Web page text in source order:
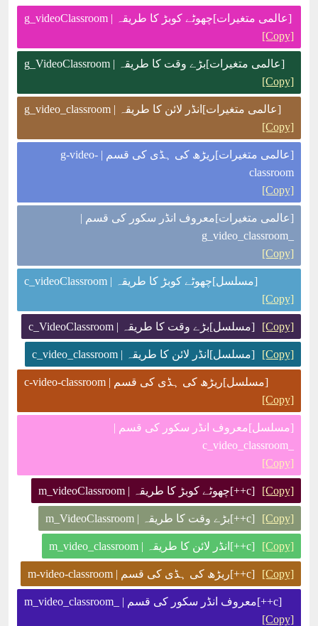
[عالمی متغیرات]چھوٹے کوبڑ کا طریقہ | g_videoClassroom
[Copy]
[عالمی متغیرات]بڑے وقت کا طریقہ | g_VideoClassroom
[Copy]
[عالمی متغیرات]انڈر لائن کا طریقہ | g_video_classroom
[Copy]
[عالمی متغیرات]ریڑھ کی ہڈی کی قسم | g-video-
classroom
[Copy]
[عالمی متغیرات]معروف انڈر سکور کی قسم |
_g_video_classroom
[Copy]
[مسلسل]چھوٹے کوبڑ کا طریقہ | c_videoClassroom
[Copy]
[مسلسل]بڑے وقت کا طریقہ | c_VideoClassroom [Copy]
[مسلسل]انڈر لائن کا طریقہ | c_video_classroom [Copy]
[مسلسل]ریڑھ کی ہڈی کی قسم | c-video-classroom
[Copy]
[مسلسل]معروف انڈر سکور کی قسم |
_c_video_classroom
[Copy]
[c++]چھوٹے کوبڑ کا طریقہ | m_videoClassroom [Copy]
[c++]بڑے وقت کا طریقہ | m_VideoClassroom [Copy]
[c++]انڈر لائن کا طریقہ | m_video_classroom [Copy]
[c++]ریڑھ کی ہڈی کی قسم | m-video-classroom [Copy]
[c++]معروف انڈر سکور کی قسم | _m_video_classroom
[Copy]